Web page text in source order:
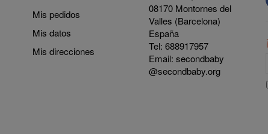
Mis pedidos
Mis datos
Mis direcciones
08170 Montornes del
Valles (Barcelona)
España
Tel: 688917957
Email:secondbaby
@secondbaby.org